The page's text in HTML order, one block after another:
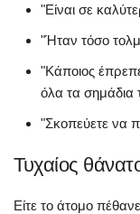
"Είναι σε
"Ήταν τόσο
"Κάποιος
όλα τα σημάδια
"Σκοπεύετε να
Τυχαίος
Είτε το άτομο